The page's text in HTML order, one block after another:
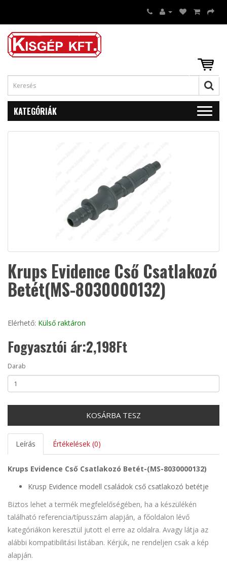
KATEGÓRIÁK
Krups Evidence Cső Csatlakozó
Betét(MS-8030000132)
Elérhető: Külső raktáron
Fogyasztói ár:2,198Ft
Darab
KOSÁRBA TESZ
Leírás Értékelések (0)
Krups Evidence Cső Csatlakozó Betét-(MS-8030000132)
Krusp Evidence modell családok cső csatlakozó betétje
Biztos lehet a termék megfelelőségében, ha a készülékén
található referencia/típusszám alapján, a főoldalon lévő
kategóriákon keresztül jutott el erre az oldalra. Avagy látja az
alábbi kompatibilitási listában. Kérjük, ne rendeljen csak a kép
alapján.